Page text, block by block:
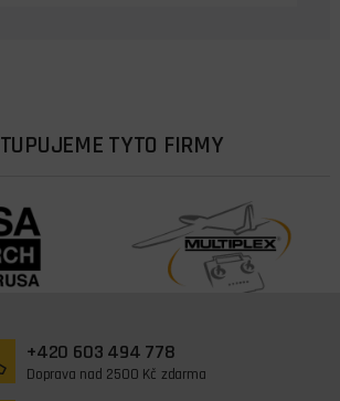
TYTO FIRMY
+420 603 494 778
Doprava nad 2500 Kč zdarma